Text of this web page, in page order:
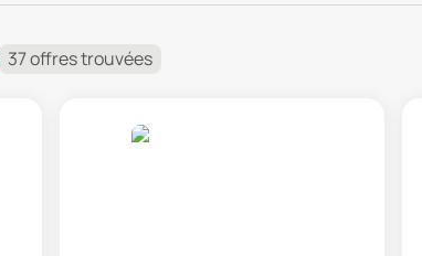
37offrestrouvées